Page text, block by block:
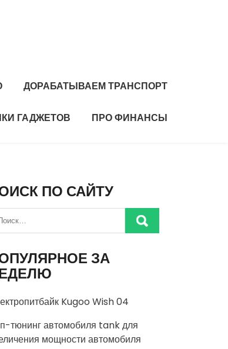
ДОРАБАТЫВАЕМ ТРАНСПОРТ
ГАДЖЕТОВ ПРО ФИНАНСЫ
ПО САЙТУ
ЗА
Kugoo Wish 04
тюнинг автомобиля tank для
мощности автомобиля